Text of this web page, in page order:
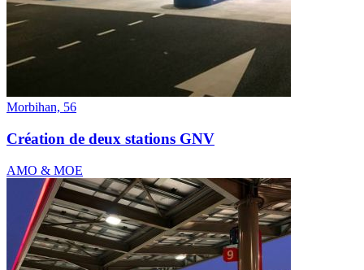
Morbihan, 56
Création de deux stations GNV
AMO & MOE